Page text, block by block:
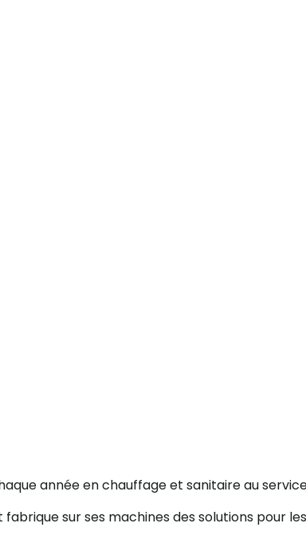
année en chauffage et sanitaire au
sur ses machines des solutions pour